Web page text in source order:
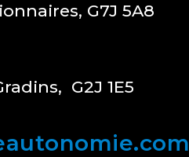
G7J 5A8
G2J 1E5